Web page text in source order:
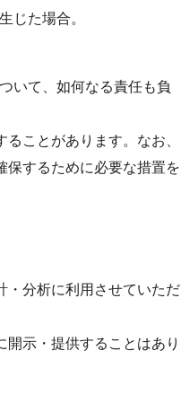
た場合。
いて、如何なる責任も負
ことがあります。なお、
保するために必要な措置を
・分析に利用させていただ
示・提供することはあり